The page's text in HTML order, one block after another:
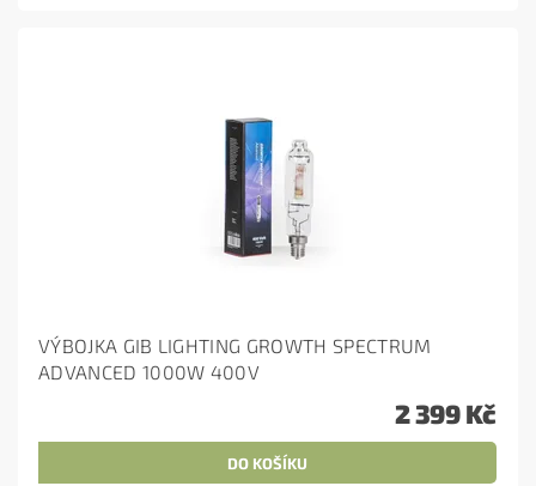
VÝBOJKA GIB LIGHTING GROWTH SPECTRUM
ADVANCED 1000W 400V
2 399 Kč